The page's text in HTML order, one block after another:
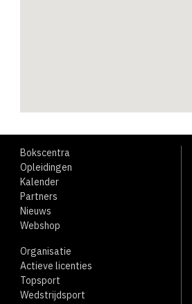
Bokscentra
Opleidingen
Kalender
Partners
Nieuws
Webshop
Organisatie
Actieve licenties
Topsport
Wedstrijdsport